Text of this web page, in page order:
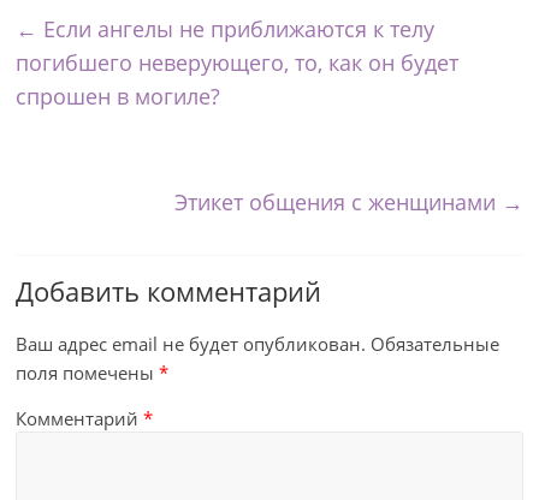
← Если ангелы не приближаются к телу
погибшего неверующего, то, как он будет
спрошен в могиле?
Этикет общения с женщинами →
Добавить комментарий
Ваш адрес email не будет опубликован. Обязательные
поля помечены*
Комментарий*